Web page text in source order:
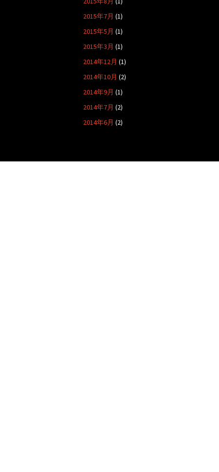
2015年7月 (1)
2015年5月 (1)
2015年3月 (1)
2014年12月 (1)
2014年10月 (2)
2014年9月 (1)
2014年7月 (2)
2014年6月 (2)